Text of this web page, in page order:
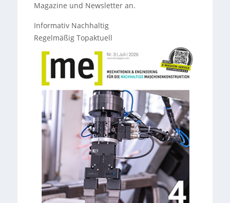
Magazine und Newsletter an.
Informativ Nachhaltig
Regelmäßig Topaktuell